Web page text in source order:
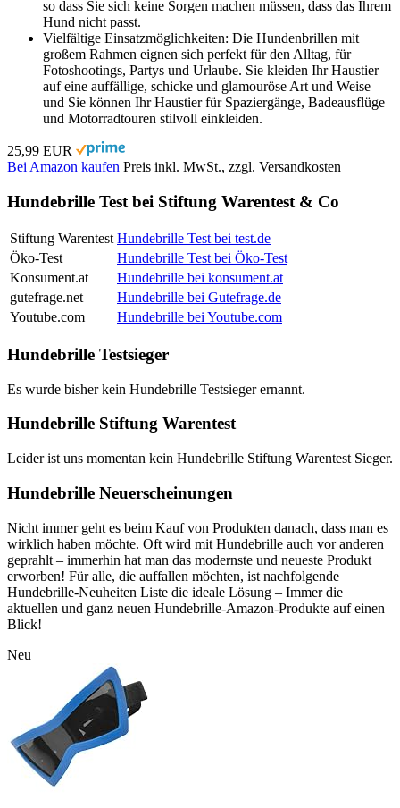
so dass Sie sich keine Sorgen machen müssen, dass das Ihrem
Hund nicht passt.
Vielfältige Einsatzmöglichkeiten: Die Hundenbrillen mit
großem Rahmen eignen sich perfekt für den Alltag, für
Fotoshootings, Partys und Urlaube. Sie kleiden Ihr Haustier
auf eine auffällige, schicke und glamouröse Art und Weise
und Sie können Ihr Haustier für Spaziergänge, Badeausflüge
und Motorradtouren stilvoll einkleiden.
25,99 EUR
Bei Amazon kaufen Preis inkl. MwSt., zzgl. Versandkosten
Hundebrille Test bei Stiftung Warentest & Co
Stiftung Warentest Hundebrille Test bei test.de
Öko-Test
Hundebrille Test bei Öko-Test
Konsument.at
Hundebrille bei konsument.at
gutefrage.net
Hundebrille bei Gutefrage.de
Youtube.com
Hundebrille bei Youtube.com
Hundebrille Testsieger
Es wurde bisher kein Hundebrille Testsieger ernannt.
Hundebrille Stiftung Warentest
Leider ist uns momentan kein Hundebrille Stiftung Warentest Sieger.
Hundebrille Neuerscheinungen
Nicht immer geht es beim Kauf von Produkten danach, dass man es
wirklich haben möchte. Oft wird mit Hundebrille auch vor anderen
geprahlt – immerhin hat man das modernste und neueste Produkt
erworben! Für alle, die auffallen möchten, ist nachfolgende
Hundebrille-Neuheiten Liste die ideale Lösung – Immer die
aktuellen und ganz neuen Hundebrille-Amazon-Produkte auf einen
Blick!
Neu